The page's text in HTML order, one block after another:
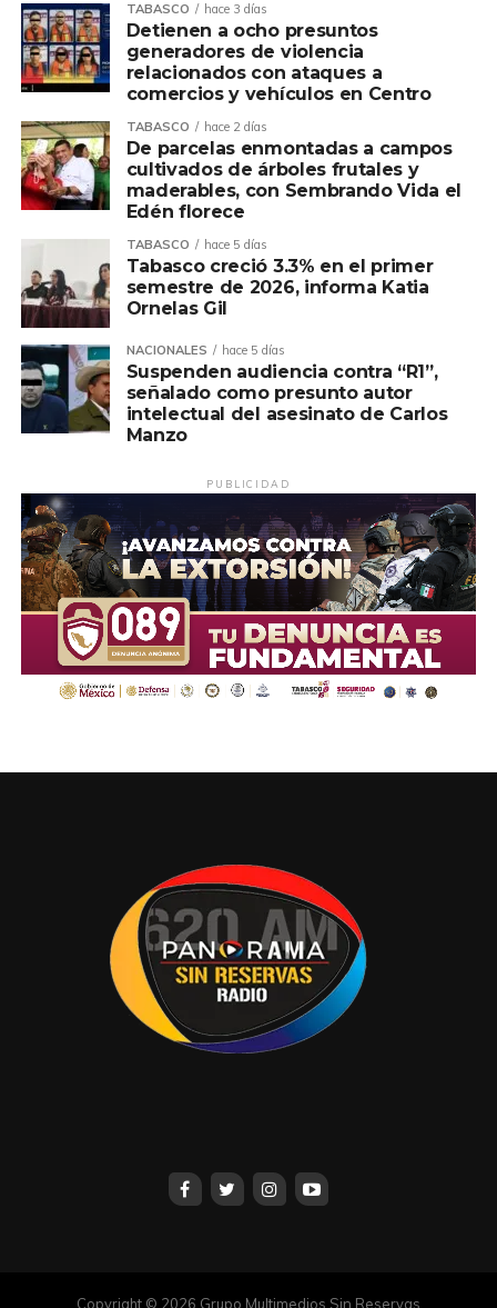
TABASCO hace 3 días
Detienen a ocho presuntos
generadores de violencia
relacionados con ataques a
comercios y vehículos en Centro
TABASCO hace 2 días
De parcelas enmontadas a campos
cultivados de árboles frutales y
maderables, con Sembrando Vida el
Edén florece
TABASCO hace 5 días
Tabasco creció 3.3% en el primer
semestre de 2026, informa Katia
Ornelas Gil
NACIONALES hace 5 días
Suspenden audiencia contra “R1”,
señalado como presunto autor
intelectual del asesinato de Carlos
Manzo
PUBLICIDAD
Copyright © 2026 Grupo Multimedios Sin Reservas